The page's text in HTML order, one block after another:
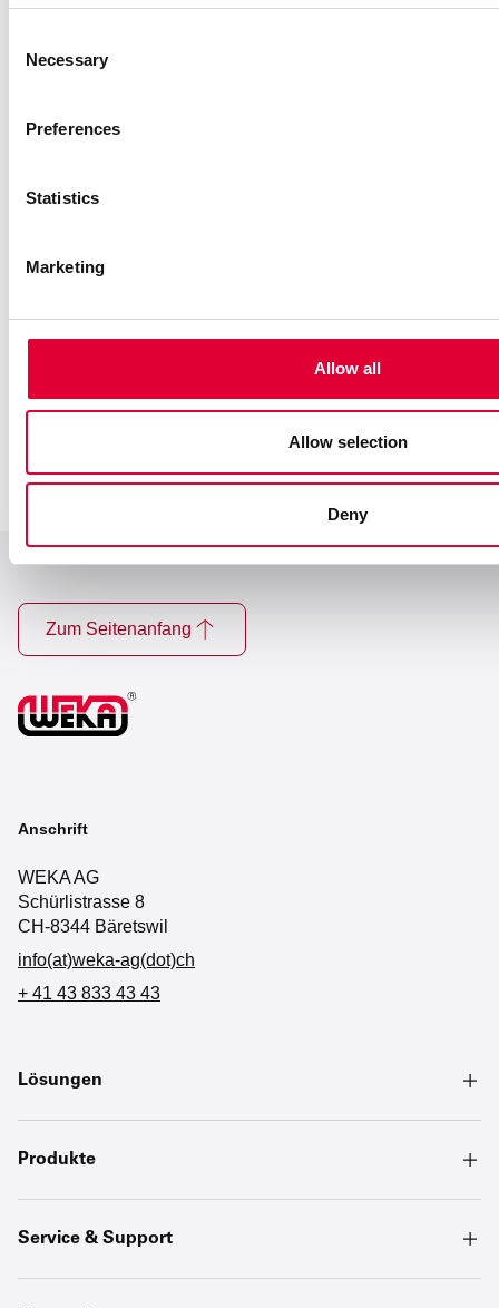
Selection
Necessary
Preferences
Statistics
Marketing
Allow all
Allow selection
Deny
WEKA AG bestätigt
Verordnung zur
Zum Seitenanfang
Anschrift
WEKA AG
Schürlistrasse 8
CH-8344 Bäretswil
info(at)weka-ag(dot)ch
+ 41 43 833 43 43
Lösungen
Produkte
Service & Support